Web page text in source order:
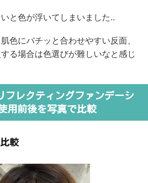
と色が浮いてしまいました‥
色にバチッと合わせやすい反面、
る場合は色選びが難しいなと感じ
フレクティングファンデーシ
用前後を写真で比較
較